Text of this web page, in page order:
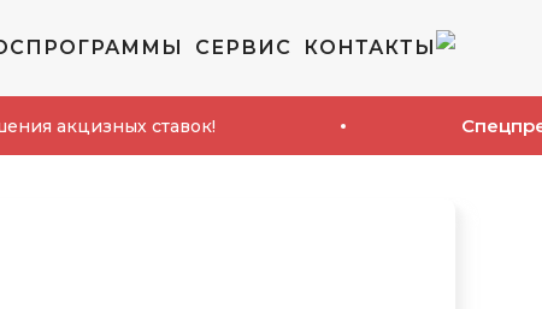
СЕРВИС КОНТАКТЫ
ставок!